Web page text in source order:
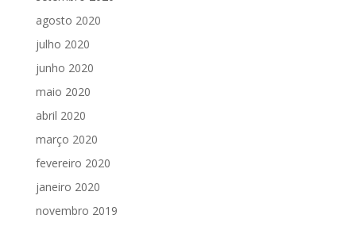
agosto 2020
julho 2020
junho 2020
maio 2020
abril 2020
março 2020
fevereiro 2020
janeiro 2020
novembro 2019